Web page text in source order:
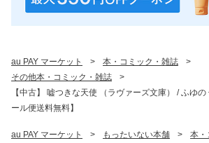
au PAY マーケット > 本・コミック・雑誌
>
その他本・コミック・雑誌
>
【中古】 嘘つきな天使 （ラヴァーズ文庫） / ふゆ
ール便送料無料】
au PAY マーケット > もったいない本舗 > 本・